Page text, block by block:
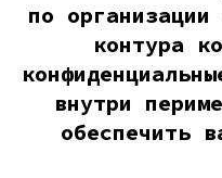
по организации
контура
внутри
обеспечить